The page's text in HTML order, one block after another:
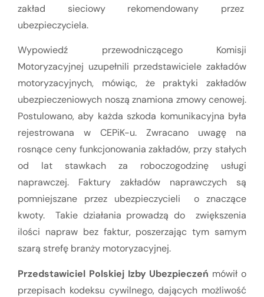
zakład sieciowy rekomendowany przez
ubezpieczyciela.
Wypowiedź przewodniczącego Komisji
Motoryzacyjnej uzupełnili przedstawiciele zakładów
motoryzacyjnych, mówiąc, że praktyki zakładów
ubezpieczeniowych noszą znamiona zmowy cenowej.
Postulowano, aby każda szkoda komunikacyjna była
rejestrowana w CEPiK-u. Zwracano uwagę na
rosnące ceny funkcjonowania zakładów, przy stałych
od lat stawkach za roboczogodzinę usługi
naprawczej. Faktury zakładów naprawczych są
pomniejszane przez ubezpieczycieli o znaczące
kwoty. Takie działania prowadzą do zwiększenia
ilości napraw bez faktur, poszerzając tym samym
szarą strefę branży motoryzacyjnej.
Przedstawiciel Polskiej Izby Ubezpieczeń mówił o
przepisach kodeksu cywilnego, dających możliwość